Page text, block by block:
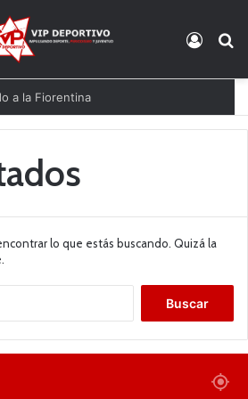
a la Fiorentina
lo que estás buscando. Quizá la